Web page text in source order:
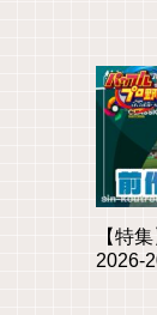
【特
2026-